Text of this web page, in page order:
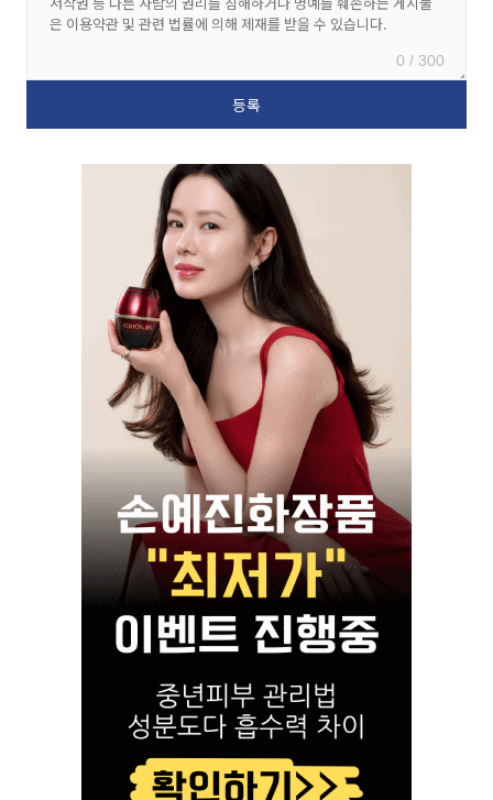
0 / 300